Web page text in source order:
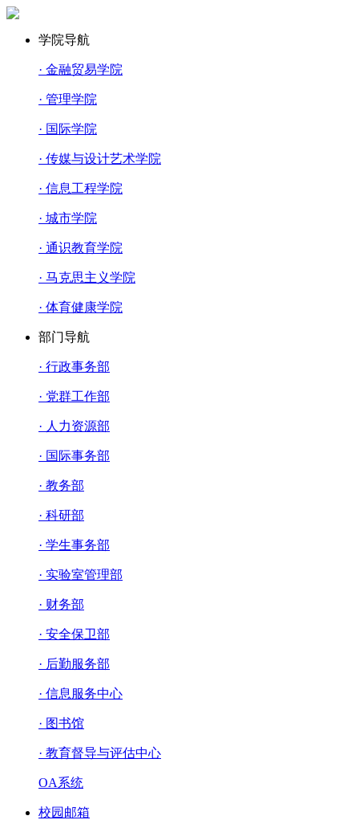
学院导航
· 金融贸易学院
· 管理学院
· 国际学院
· 传媒与设计艺术学院
· 信息工程学院
· 城市学院
· 通识教育学院
· 马克思主义学院
· 体育健康学院
部门导航
· 行政事务部
· 党群工作部
· 人力资源部
· 国际事务部
· 教务部
· 科研部
· 学生事务部
· 实验室管理部
· 财务部
· 安全保卫部
· 后勤服务部
· 信息服务中心
· 图书馆
· 教育督导与评估中心
OA系统
校园邮箱